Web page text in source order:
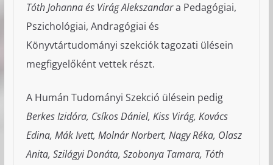
Tóth Johanna és Virág Alekszandara Pedagógiai,
Pszichológiai, Andragógiai és
Könyvtártudományi szekciók tagozati ülésein
megfigyelőként vettek részt.
A Humán Tudományi Szekció ülésein pedig
Berkes Izidóra, Csíkos Dániel, Kiss Virág, Kovács
Edina, Mák Ivett, Molnár Norbert, Nagy Réka, Olasz
Anita, Szilágyi Donáta, Szobonya Tamara, Tóth